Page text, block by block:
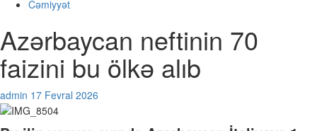
Cəmiyyət
Azərbaycan neftinin 70
faizini bu ölkə alıb
admin 17 Fevral 2026